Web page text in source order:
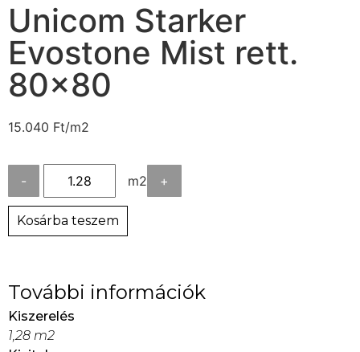
Unicom Starker
Evostone Mist rett.
80×80
15.040 Ft/m2
- m2 +
Kosárba teszem
További információk
Kiszerelés
1,28 m2